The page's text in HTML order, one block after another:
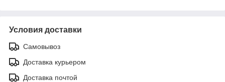
Условия доставки
Самовывоз
Доставка курьером
Доставка почтой